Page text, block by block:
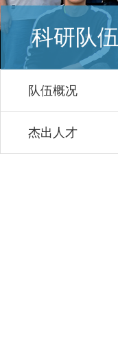
科研队伍
队伍概况
杰出人才